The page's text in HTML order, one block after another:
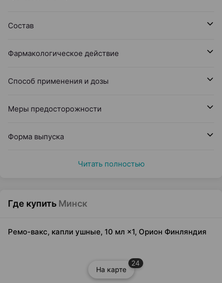
Состав
Фармакологическое действие
Способ применения и дозы
Меры предосторожности
Форма выпуска
Читать полностью
Где купить Минск
Ремо-вакс, капли ушные, 10 мл ×1, Орион Финляндия
На карте
24